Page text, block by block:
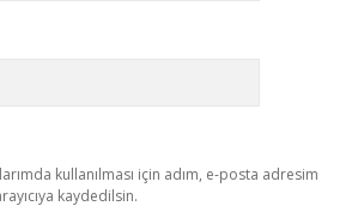
kullanılması için adım, e-posta adresim
kaydedilsin.